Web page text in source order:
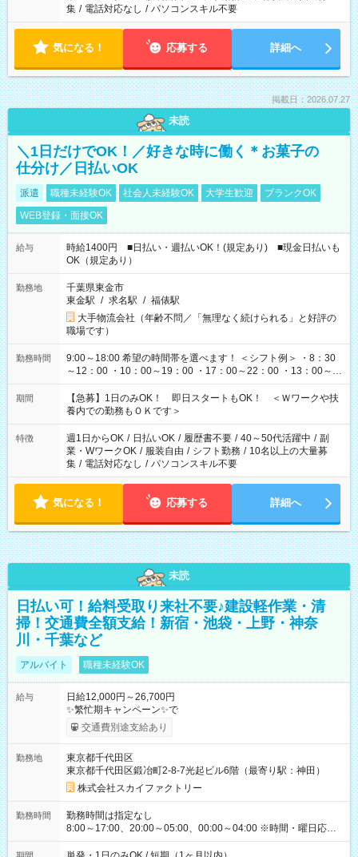
集 / 電話対応なし / パソコンスキル不要
気になる！ 応募する 詳細へ
掲載日：2026.07.27
未読
＼1日だけでOK！／好きな時に働く＊お菓子の
仕分け／日払いOK
派遣 職種未経験OK 社会人未経験OK 大学生歓迎
ブランクOK
WEB登録・面接OK
給与
時給1400円 ■日払い・週払いOK！(規定あり) ■現金日払いも
OK（規定あり）
勤務地
千葉県東金市
東金駅 / 求名駅 / 福俵駅
大手物流会社（年齢不問／「無理なく続けられる」と好評の
職場です）
勤務時間
9:00～18:00 希望の時間帯を選べます！ ＜シフト例＞ ・8：30
～12：00 ・10：00～19：00 ・17：00～22：00 ・13：00～
22：00 ・22：00～翌6：00 など
期間
【急募】1日のみOK！ 即日スタートもOK！ ＜Ｗワークや扶
養内での勤務もＯＫです＞
特徴 週1日からOK / 日払いOK / 履歴書不要 / 40～50代活躍中 / 副
業・WワークOK / 服装自由 / シフト勤務 / 10名以上の大量募
集 / 電話対応なし / パソコンスキル不要
気になる！ 応募する 詳細へ
未読
日払い可！給料受取り来社不要♪建設軽作業・清
掃！交通費全額支給！新宿・池袋・上野・神奈
川・千葉など
アルバイト 職種未経験OK
給与
日給12,000円～26,700円
✨繁忙期キャンペーン✨で
交通費別途支給あり
勤務地
東京都千代田区
東京都千代田区鍛冶町2-8-7光起ビル6階（最寄り駅：神田）
株式会社スカイファクトリー
勤務時間
勤務時間は指定なし
8:00～17:00、20:00～05:00、00:00～04:00 ※時間・曜日応相
談 ※深夜・早朝帯もあり ※週1日、1日4ｈから勤務OK！ もち
ろん週5以上のレギュラーワークも☆ 平日のみ・土日のみも